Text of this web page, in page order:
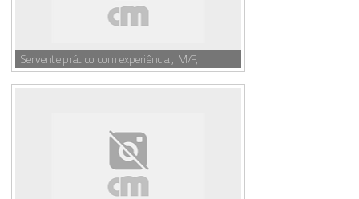
Servente prático com experiência , M/F,